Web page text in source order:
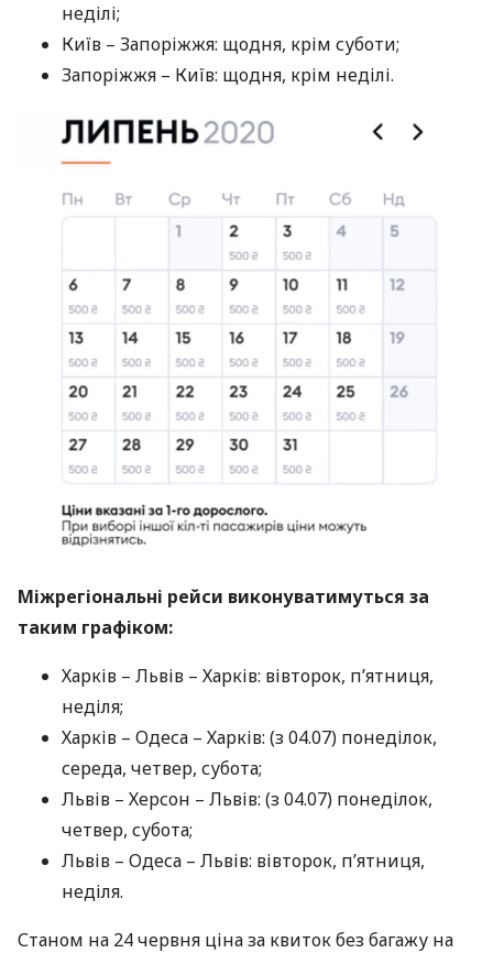
неділі;
Київ – Запоріжжя: щодня, крім суботи;
Запоріжжя – Київ: щодня, крім неділі.
Міжрегіональні рейси виконуватимуться за
таким графіком:
Харків – Львів – Харків: вівторок, п’ятниця,
неділя;
Харків – Одеса – Харків: (з 04.07) понеділок,
середа, четвер, субота;
Львів – Херсон – Львів: (з 04.07) понеділок,
четвер, субота;
Львів – Одеса – Львів: вівторок, п’ятниця,
неділя.
Станом на 24 червня ціна за квиток без багажу на